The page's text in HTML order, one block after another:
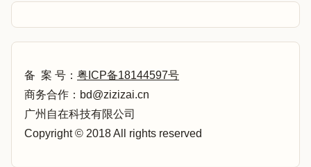
备 案 号： 粤ICP备18144597号
商务合作：bd@zizizai.cn
广州自在科技有限公司
Copyright © 2018 All rights reserved